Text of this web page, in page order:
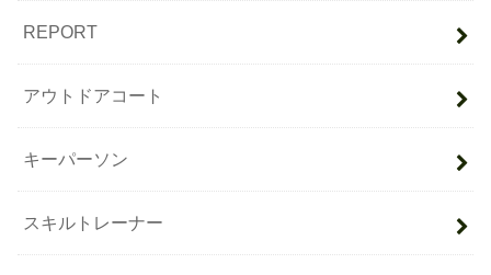
REPORT
アウトドアコート
キーパーソン
スキルトレーナー